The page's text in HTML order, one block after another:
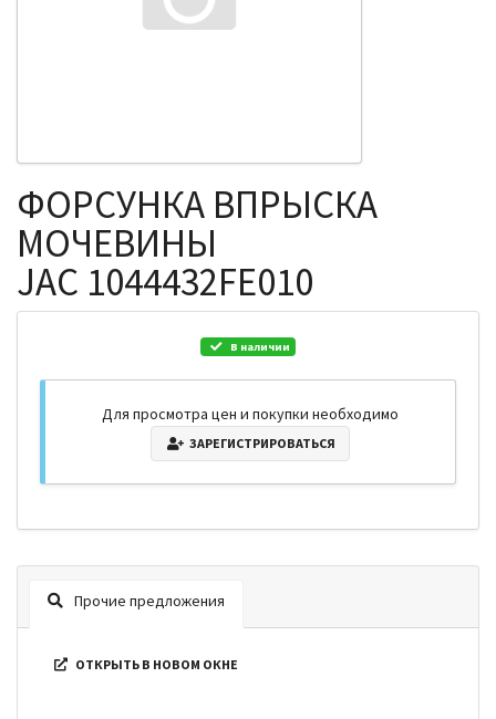
ФОРСУНКА ВПРЫСКА
МОЧЕВИНЫ
JAC 1044432FE010
В наличии
Для просмотра цен и покупки необходимо
ЗАРЕГИСТРИРОВАТЬСЯ
Прочие предложения
ОТКРЫТЬ В НОВОМ ОКНЕ